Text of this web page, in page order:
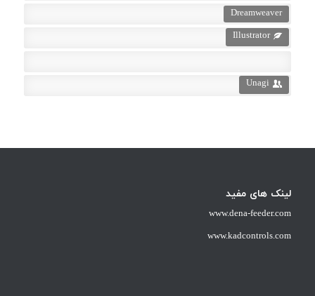
Dreamweaver
Illustrator
Unagi
لینک های مفید
www.dena-feeder.com
www.kadcontrols.com